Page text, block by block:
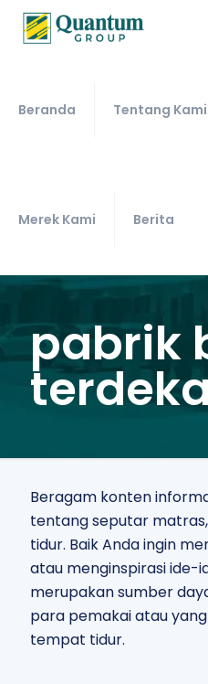
Beranda Tentang Kami
Merek Kami Berita
pabrik
Beragam konten
tentang seputar
tidur. Baik Anda ingin
atau menginspirasi ide-
merupakan sumber
para pemakai atau
tempat tidur.